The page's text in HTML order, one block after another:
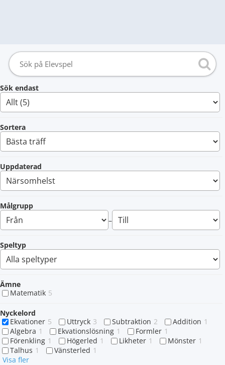
Sök endast
Sortera
Uppdaterad
Målgrupp
–
Speltyp
Ämne
Matematik 5
Nyckelord
Ekvationer 5 Uttryck 3 Subtraktion 2 Addition 1
Algebra 1 Ekvationslösning 1 Formler 1
Förenkling 1 Högerled 1 Likheter 1 Mönster 1
Talhus 1 Vänsterled 1
Visa fler